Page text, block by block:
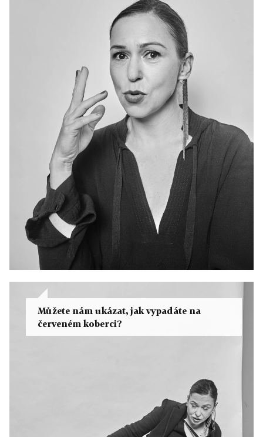
Můžete nám ukázat, jak vypadáte na
červeném koberci?